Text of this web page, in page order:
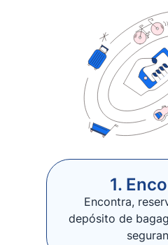
1.
Encontra,
depósito de